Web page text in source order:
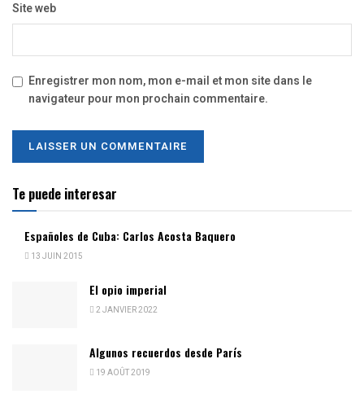
Site web
Enregistrer mon nom, mon e-mail et mon site dans le
navigateur pour mon prochain commentaire.
Te puede interesar
Españoles de Cuba: Carlos Acosta Baquero
13 JUIN 2015
El opio imperial
2 JANVIER 2022
Algunos recuerdos desde París
19 AOÛT 2019